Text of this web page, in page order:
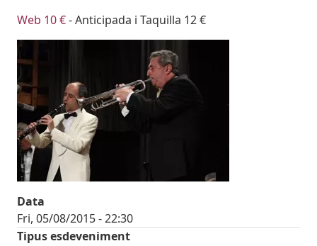
Web 10 €- Anticipada i Taquilla 12 €
Imatges
Image
Data
Fri, 05/08/2015 - 22:30
Tipus esdeveniment